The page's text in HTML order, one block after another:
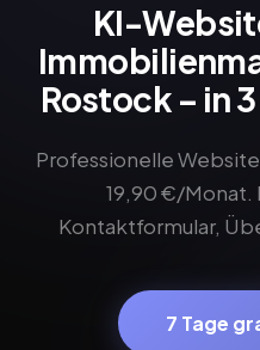
KI-
Rostock – in
Professionelle
19,90 €/
Kontaktformular,
7 Tage